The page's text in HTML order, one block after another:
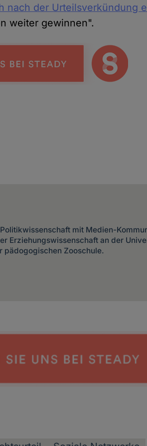
nach der Urteilsverkündung
weiter gewinnen".
mit Medien-
Erziehungswissenschaft an der
pädogogischen Zooschule.